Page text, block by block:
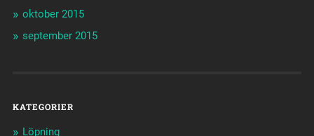
oktober 2015
september 2015
KATEGORIER
Löpning